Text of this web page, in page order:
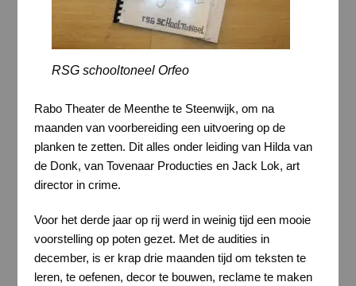
RSG schooltoneel Orfeo
Rabo Theater de Meenthe te Steenwijk, om na
maanden van voorbereiding een uitvoering op de
planken te zetten. Dit alles onder leiding van Hilda van
de Donk, van Tovenaar Producties en Jack Lok, art
director in crime.
Voor het derde jaar op rij werd in weinig tijd een mooie
voorstelling op poten gezet. Met de audities in
december, is er krap drie maanden tijd om teksten te
leren, te oefenen, decor te bouwen, reclame te maken